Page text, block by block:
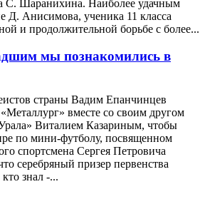
С. Шаранихина. Наиболее удачным
Д. Анисимова, ученика 11 класса
и продолжительной борьбе с более...
мы познакомились в
страны Вадим Епанчинцев
вместе со своим другом
Виталием Казариным, чтобы
по мини-футболу, посвященном
спортсмена Сергея Петровича
серебряный призер первенства
знал -...